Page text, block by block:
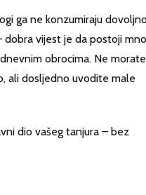
ga ne konzumiraju
dobra vijest je da postoji
obrocima. Ne morate
ali dosljedno uvodite male
dio vašeg tanjura – bez